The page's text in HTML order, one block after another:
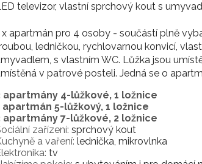
televizor, vlastní sprchový kout s
x apartmán pro 4 osoby - součástí plně
ledničkou, rychlovarnou konvicí,
s vlastním WC. Lůžka jsou
v patrové posteli. Jedná se o
apartmány 4-lůžkové, 1 ložnice
apartmán 5-lůžkový, 1 ložnice
apartmány 7-lůžkové, 2 ložnice
zařízení: sprchový kout
a vaření: lednička, mikrovlnka
tv